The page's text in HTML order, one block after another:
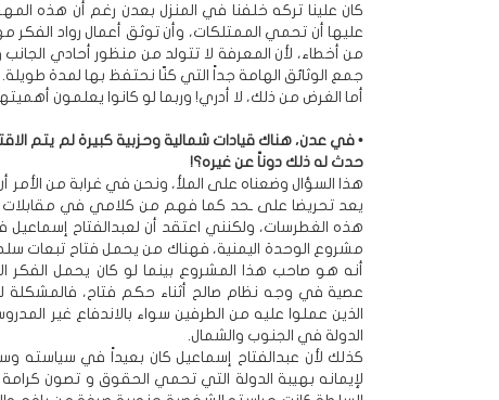
كان علينا تركه خلفنا في المنزل بعدن رغم أن هذه
عليها أن تحمي الممتلكات، وأن توثق أعمال رواد
من أخطاء، لأن المعرفة لا تتولد من منظور أحادي الجانب
جمع الوثائق الهامة جداً التي كنّا نحتفظ بها لمدة طويلة.
أما الغرض من ذلك، لا أدري! وربما لو كانوا يعلمون
• في عدن، هناك قيادات شمالية وحزبية كبيرة لم يتم
حدث له ذلك دوناً عن غيره؟!
هذا السؤال وضعناه على الملأ، ونحن في غرابة من
يعد تحريضا على ـحد كما فهم من كلامي في مقابلات
هذه الغطرسات، ولكنني اعتقد أن لعبدالفتاح
أنه هو صاحب هذا المشروع بينما لو كان يحمل الفكر
عصية في وجه نظام صالح أثناء حكم فتاح،
الذين عملوا عليه من الطرفين سواء بالاندفاع غير
الدولة في الجنوب والشمال.
كذلك لأن عبدالفتاح إسماعيل كان بعيداً في سياسته
لإيمانه بهيبة الدولة التي تحمي الحقوق و تصون